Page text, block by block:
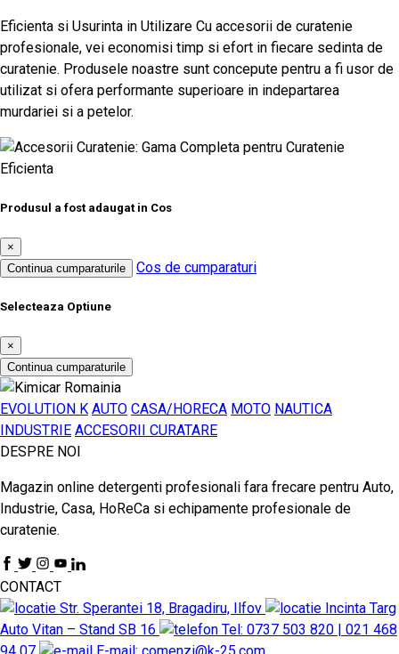
Eficienta si Usurinta in Utilizare Cu accesorii de curatenie
profesionale, vei economisi timp si efort in fiecare sedinta de
curatenie. Produsele noastre sunt concepute pentru a fi usor de
utilizat si ofera performante superioare in indepartarea
murdariei si a petelor.
Produsul a fost adaugat in Cos
×
Continua cumparaturile
Cos de cumparaturi
Selecteaza Optiune
×
Continua cumparaturile
EVOLUTION K AUTO CASA/HORECA MOTO NAUTICA
INDUSTRIE ACCESORII CURATARE
DESPRE NOI
Magazin online detergenti profesionali fara frecare pentru Auto,
Industrie, Casa, HoReCa si echipamente profesionale de
curatenie.
CONTACT
Str. Sperantei 18, Bragadiru, Ilfov
Incinta Targ
Auto Vitan – Stand SB 16
Tel: 0737 503 820 | 021 468